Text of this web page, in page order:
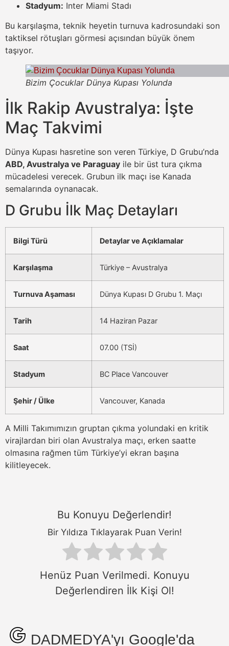
Stadyum: Inter Miami Stadı
Bu karşılaşma, teknik heyetin turnuva kadrosundaki son
taktiksel rötuşları görmesi açısından büyük önem
taşıyor.
Bizim Çocuklar Dünya Kupası Yolunda
İlk Rakip Avustralya: İşte
Maç Takvimi
Dünya Kupası hasretine son veren Türkiye, D Grubu’nda
ABD, Avustralya ve Paraguay ile bir üst tura çıkma
mücadelesi verecek. Grubun ilk maçı ise Kanada
semalarında oynanacak.
D Grubu İlk Maç Detayları
Bilgi Türü Detaylar ve Açıklamalar
Karşılaşma Türkiye – Avustralya
Turnuva Aşaması Dünya Kupası D Grubu 1. Maçı
Tarih 14 Haziran Pazar
Saat 07.00 (TSİ)
Stadyum BC Place Vancouver
Şehir / Ülke Vancouver, Kanada
A Milli Takımımızın gruptan çıkma yolundaki en kritik
virajlardan biri olan Avustralya maçı, erken saatte
olmasına rağmen tüm Türkiye’yi ekran başına
kilitleyecek.
Bu Konuyu Değerlendir!
Bir Yıldıza Tıklayarak Puan Verin!
Henüz Puan Verilmedi. Konuyu
Değerlendiren İlk Kişi Ol!
DADMEDYA'yı Google'da